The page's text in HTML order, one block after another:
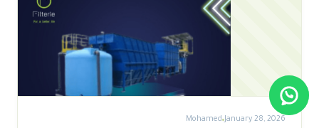
January 28, 2026
Mohamed